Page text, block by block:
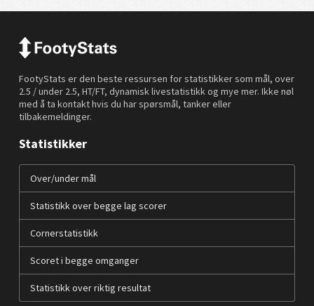
FootyStats er den beste ressursen for statistikker som mål, over
2.5 / under 2.5, HT/FT, dynamisk livestatistikk og mye mer. Ikke nøl
med å ta kontakt hvis du har spørsmål, tanker eller
tilbakemeldinger.
Statistikker
Over/under mål
Statistikk over begge lag scorer
Cornerstatistikk
Scoret i begge omganger
Statistikk over riktig resultat